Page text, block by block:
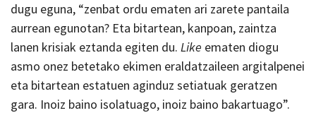
dugu eguna, “zenbat ordu ematen ari zarete pantaila
aurrean egunotan? Eta bitartean, kanpoan, zaintza
lanen krisiak eztanda egiten du. Like ematen diogu
asmo onez betetako ekimen eraldatzaileen argitalpenei
eta bitartean estatuen aginduz setiatuak geratzen
gara. Inoiz baino isolatuago, inoiz baino bakartuago”.